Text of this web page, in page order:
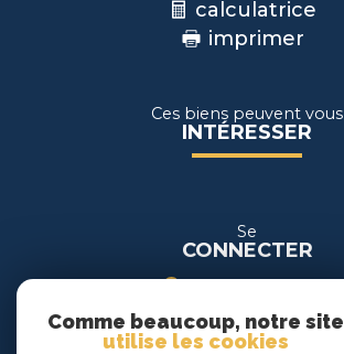
calculatrice
imprimer
Ces biens peuvent vous
INTÉRESSER
Se
CONNECTER
espace location
Comme beaucoup, notre site
utilise les cookies